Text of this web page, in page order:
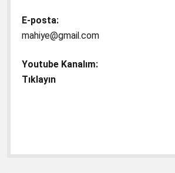
E-posta:
mahiye@gmail.com
Youtube Kanalım:
Tıklayın